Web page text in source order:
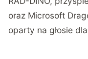
oraz Microsoft
oparty na głosie